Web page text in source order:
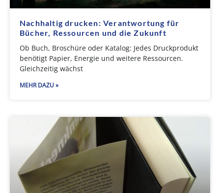
Nachhaltig drucken: Verantwortung für
Bücher, Ressourcen und die Zukunft
Ob Buch, Broschüre oder Katalog: Jedes Druckprodukt
benötigt Papier, Energie und weitere Ressourcen.
Gleichzeitig wächst
MEHR DAZU »